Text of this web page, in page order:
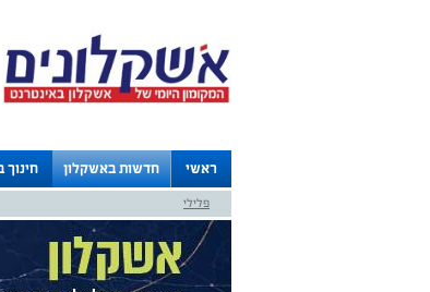
ראשי חדשות באשקלון חינוך
לוחות
פלילי